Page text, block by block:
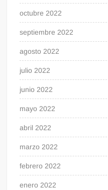
octubre 2022
septiembre 2022
agosto 2022
julio 2022
junio 2022
mayo 2022
abril 2022
marzo 2022
febrero 2022
enero 2022